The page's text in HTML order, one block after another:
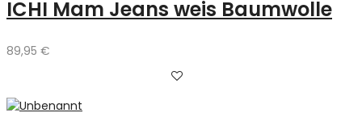
ICHI Mam Jeans weis Baumwolle
89,95 €